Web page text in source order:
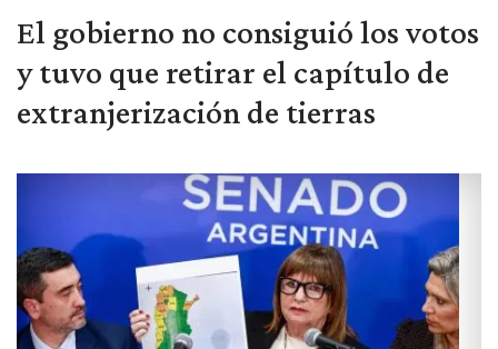
El gobierno no consiguió los votos
y tuvo que retirar el capítulo de
extranjerización de tierras